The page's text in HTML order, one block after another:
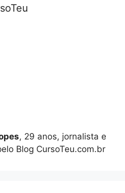
, 29 anos, jornalista e
Blog CursoTeu.com.br